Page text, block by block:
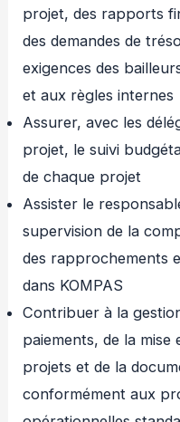
projet, des rapports
des demandes de
exigences des
et aux règles internes
Assurer, avec les
projet, le suivi
de chaque projet
Assister le
supervision de la
des rapprochements
dans KOMPAS
Contribuer à la
paiements, de la mise
projets et de la
conformément aux